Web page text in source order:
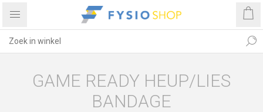
GAME READY HEUP/LIES
BANDAGE